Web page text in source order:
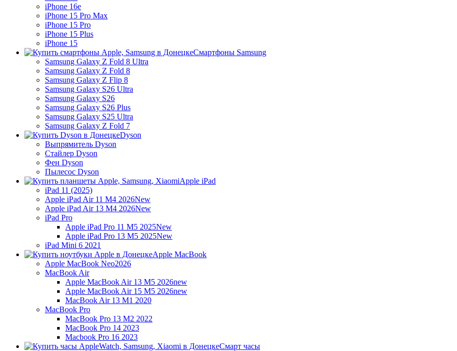
iPhone 16e
iPhone 15 Pro Max
iPhone 15 Pro
iPhone 15 Plus
iPhone 15
Смартфоны Samsung
Samsung Galaxy Z Fold 8 Ultra
Samsung Galaxy Z Fold 8
Samsung Galaxy Z Flip 8
Samsung Galaxy S26 Ultra
Samsung Galaxy S26
Samsung Galaxy S26 Plus
Samsung Galaxy S25 Ultra
Samsung Galaxy Z Fold 7
Dyson
Выпрямитель Dyson
Стайлер Dyson
Фен Dyson
Пылесос Dyson
Apple iPad
iPad 11 (2025)
Apple iPad Air 11 M4 2026New
Apple iPad Air 13 M4 2026New
iPad Pro
Apple iPad Pro 11 M5 2025New
Apple iPad Pro 13 M5 2025New
iPad Mini 6 2021
Apple MacBook
Apple MacBook Neo2026
MacBook Air
Apple MacBook Air 13 M5 2026new
Apple MacBook Air 15 M5 2026new
MacBook Air 13 M1 2020
MacBook Pro
MacBook Pro 13 M2 2022
MacBook Pro 14 2023
Macbook Pro 16 2023
Смарт часы